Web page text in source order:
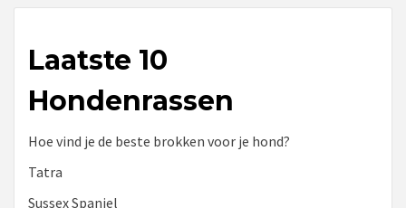
Laatste 10
Hondenrassen
Hoe vind je de beste brokken voor je hond?
Tatra
Sussex Spaniel